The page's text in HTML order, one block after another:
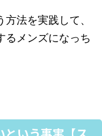
法を実践して、
るメンズになっち